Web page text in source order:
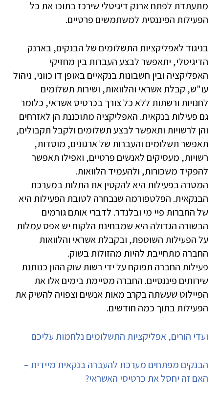
מתעתדת לפתח ארנק דיגיטלי שירכז בתוכו את כל
הפעילות הפיננסית למשתמשים פרטיים.
בניגוד לאפליקציות התשלומים של הבנקים, בארנק
הדיגיטלי, יתאפשר לבצע העברות בין מחזיקי
האפליקציה ובין חשבונות בנקאיים באופן דו כווני, ניהול
עו"ש, קבלת אשראי והלוואות, ושירות תשלומים
לחנויות ורשתות ללא כל צורך בכרטיס אשראי, כלומר
גם פעילות בנקאית. האפליקציה מתוכננת הן לאזרחים
והן לרשויות ותאפשר לבצע תשלומים ולקבל תקבולים,
תאפשר תשלומים והעברות של ארגונים, מוסדות,
רשויות, מעסיקים לאנשים פרטיים, ואפילו תאפשר
להפקיד משכורות, ולהעמיד הלוואות.
המטרה בפעילות היא להקטין את התלות במערכת
הבנקאית. הפלטפורמה שנבחרה לטובת הפעילות היא
של החברות פיי מי ובלנדר. לדברי אותם גורמים
הבשורה הגדולה היא שמבחינת הלקוח יש אפס עמלות
על הפעילות השוטפת, ובקבלת אשראי והלוואות
החברה מתחייבת להיות מהזולות בשוק.
פעילות החברה תפוקח על ידי רשות שוק ההון כנותנת
שירותים פיננסיים. החברה מסיימת בימים אלו את
הפיילוט שעשתה בקרב מאות אנשים וצפויה להשיק את
הפעילות בתוך כמה חודשים.
ועדי הורים, אפליקציות התשלומים נלחמות עליכם
הבנקים מפתחים מערכת להעברה בנקאית מיידית –
האם זה יחסל את כרטיסי האשראי?